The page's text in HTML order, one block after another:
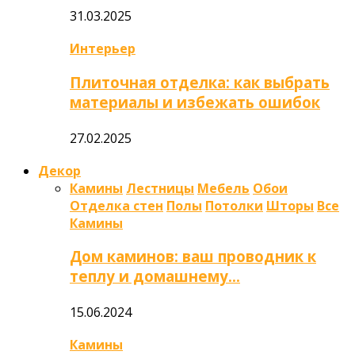
31.03.2025
Интерьер
Плиточная отделка: как выбрать
материалы и избежать ошибок
27.02.2025
Декор
Камины Лестницы Мебель Обои
Отделка стен Полы Потолки Шторы Все
Камины
Дом каминов: ваш проводник к
теплу и домашнему…
15.06.2024
Камины